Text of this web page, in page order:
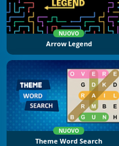
NUOVO
Arrow Legend
NUOVO
Theme Word Search